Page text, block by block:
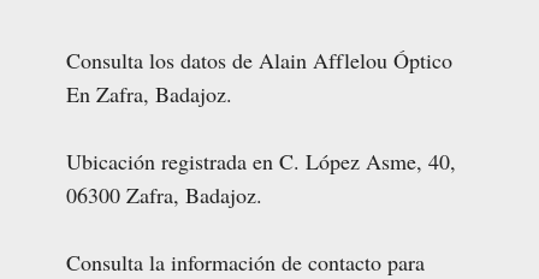
Consulta los datos de Alain Afflelou Óptico
En Zafra, Badajoz.
Ubicación registrada en C. López Asme, 40,
06300 Zafra, Badajoz.
Consulta la información de contacto para